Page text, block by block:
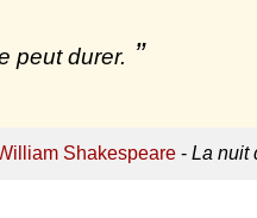
peut durer.
Shakespeare - La nuit